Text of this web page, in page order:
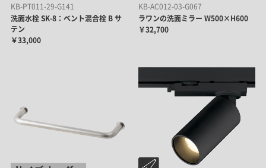
KB-PT011-29-G141
洗面水栓 SK-8：ベント混合栓 B サ
テン
￥33,000
KB-AC012-03-G067
ラワンの洗面ミラー W500×H600
￥32,700